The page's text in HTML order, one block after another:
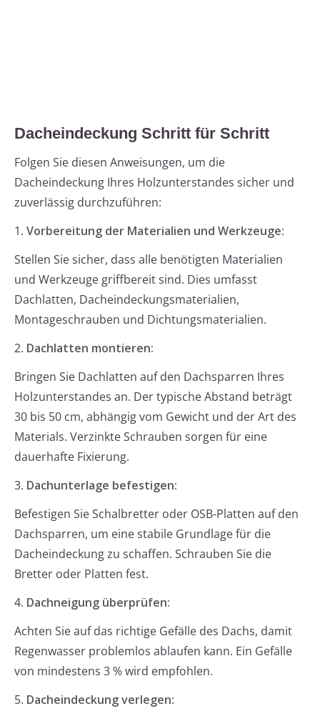
Dacheindeckung Schritt für Schritt
Folgen Sie diesen Anweisungen, um die
Dacheindeckung Ihres Holzunterstandes sicher und
zuverlässig durchzuführen:
1. Vorbereitung der Materialien und Werkzeuge:
Stellen Sie sicher, dass alle benötigten Materialien
und Werkzeuge griffbereit sind. Dies umfasst
Dachlatten, Dacheindeckungsmaterialien,
Montageschrauben und Dichtungsmaterialien.
2. Dachlatten montieren:
Bringen Sie Dachlatten auf den Dachsparren Ihres
Holzunterstandes an. Der typische Abstand beträgt
30 bis 50 cm, abhängig vom Gewicht und der Art des
Materials. Verzinkte Schrauben sorgen für eine
dauerhafte Fixierung.
3. Dachunterlage befestigen:
Befestigen Sie Schalbretter oder OSB-Platten auf den
Dachsparren, um eine stabile Grundlage für die
Dacheindeckung zu schaffen. Schrauben Sie die
Bretter oder Platten fest.
4. Dachneigung überprüfen:
Achten Sie auf das richtige Gefälle des Dachs, damit
Regenwasser problemlos ablaufen kann. Ein Gefälle
von mindestens 3 % wird empfohlen.
5. Dacheindeckung verlegen: